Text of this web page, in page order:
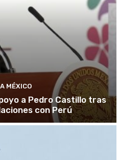
MÉXICO
a Pedro Castillo tras
con Perú